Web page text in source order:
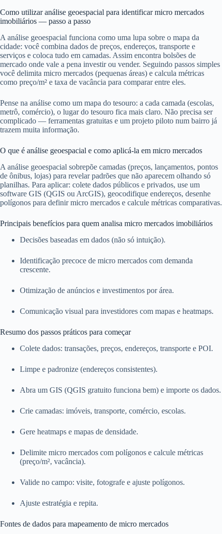
Como utilizar análise geoespacial para identificar micro mercados
imobiliários — passo a passo
A análise geoespacial funciona como uma lupa sobre o mapa da
cidade: você combina dados de preços, endereços, transporte e
serviços e coloca tudo em camadas. Assim encontra bolsões de
mercado onde vale a pena investir ou vender. Seguindo passos simples
você delimita micro mercados (pequenas áreas) e calcula métricas
como preço/m² e taxa de vacância para comparar entre eles.
Pense na análise como um mapa do tesouro: a cada camada (escolas,
metrô, comércio), o lugar do tesouro fica mais claro. Não precisa ser
complicado — ferramentas gratuitas e um projeto piloto num bairro já
trazem muita informação.
O que é análise geoespacial e como aplicá-la em micro mercados
A análise geoespacial sobrepõe camadas (preços, lançamentos, pontos
de ônibus, lojas) para revelar padrões que não aparecem olhando só
planilhas. Para aplicar: colete dados públicos e privados, use um
software GIS (QGIS ou ArcGIS), geocodifique endereços, desenhe
polígonos para definir micro mercados e calcule métricas comparativas.
Principais benefícios para quem analisa micro mercados imobiliários
Decisões baseadas em dados (não só intuição).
Identificação precoce de micro mercados com demanda
crescente.
Otimização de anúncios e investimentos por área.
Comunicação visual para investidores com mapas e heatmaps.
Resumo dos passos práticos para começar
Colete dados: transações, preços, endereços, transporte e POI.
Limpe e padronize (endereços consistentes).
Abra um GIS (QGIS gratuito funciona bem) e importe os dados.
Crie camadas: imóveis, transporte, comércio, escolas.
Gere heatmaps e mapas de densidade.
Delimite micro mercados com polígonos e calcule métricas
(preço/m², vacância).
Valide no campo: visite, fotografe e ajuste polígonos.
Ajuste estratégia e repita.
Fontes de dados para mapeamento de micro mercados